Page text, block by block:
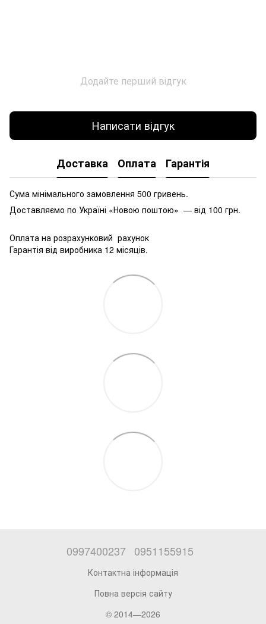
Додайте перший відгук
Написати відгук
Доставка Оплата Гарантія
Сума мінімального замовлення 500 гривень.
Доставляємо по Україні «Новою поштою» — від 100 грн.
Оплата на розрахунковий рахунок
Гарантія від виробника 12 місяців.
0997400237 0951155915
Контактна інформація
Повна версія сайту
© 2014—2026